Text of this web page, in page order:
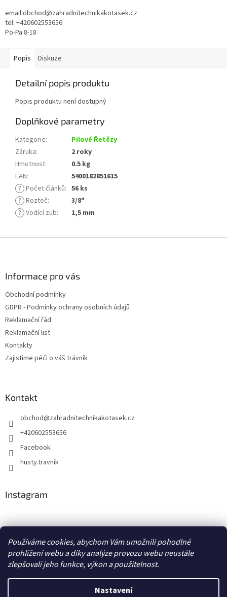
Používáme cookies, abychom Vám umožnili pohodlné
prohlížení webu a díky analýze provozu webu neustále
zlepšovali jeho funkce, výkon a použitelnost.
Nastavení
email:obchod@zahradnitechnikakotasek.cz
tel. +420602553656
Po-Pa 8-18
Popis Diskuze
Detailní popis produktu
Popis produktu není dostupný
Doplňkové parametry
Kategorie:
Pilové Řetězy
Záruka:
2 roky
Hmotnost:
0.5 kg
EAN:
5400182851615
? Počet článků: 56 ks
? Rozteč:
3/8"
? Vodící zub: 1,5 mm
Informace pro vás
Obchodní podmínky
GDPR - Podmínky ochrany osobních údajů
Reklamační řád
Reklamační list
Kontakty
Zajistíme péči o váš trávník
Kontakt
obchod@zahradnitechnikakotasek.cz
+420602553656
Facebook
husty.travnik
Instagram